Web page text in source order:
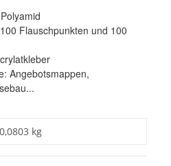
Flauschpunkten und 100
Angebotsmappen,
0,0803 kg